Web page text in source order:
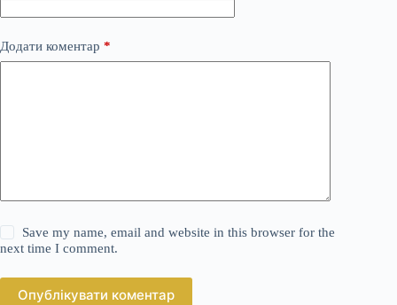
Додати коментар *
Save my name, email and website in this browser for the
next time I comment.
Опублікувати коментар